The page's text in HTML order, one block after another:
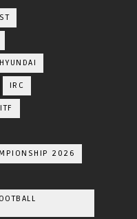
HYUNDAI
IRC
ITF
2026